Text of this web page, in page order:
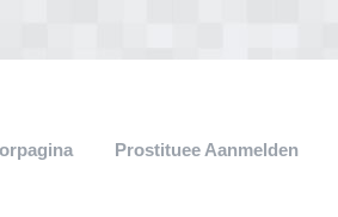
Prostituee Aanmelden